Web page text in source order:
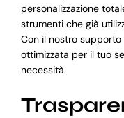
personalizzazione
strumenti che già
Con il nostro
ottimizzata per il tuo
necessità.